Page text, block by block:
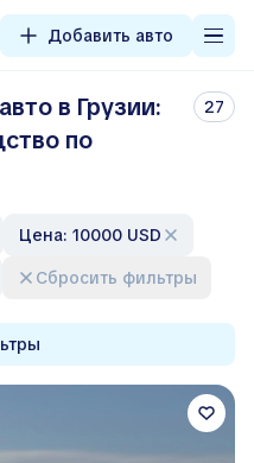
Добавить авто
в Грузии:
по
27
Цена: 10000 USD
Сбросить фильтры